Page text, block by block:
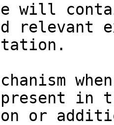
will
relevant
in
or